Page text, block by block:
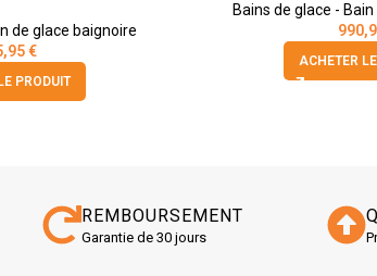
de glace baignoire
€
PRODUIT
Bains de glace -
ACHETER
REMBOURSEMENT
Garantie de 30 jours